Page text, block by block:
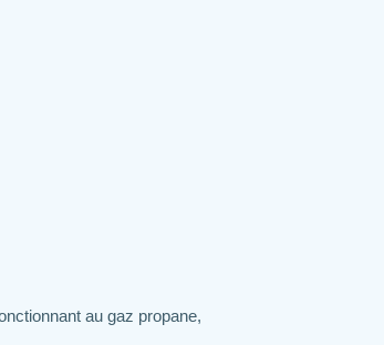
au gaz propane,